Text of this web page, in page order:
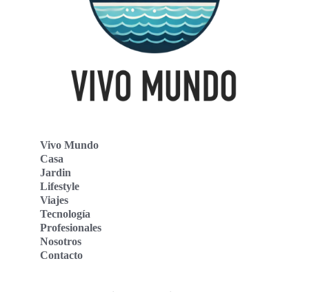
Vivo Mundo
Casa
Jardin
Lifestyle
Viajes
Tecnología
Profesionales
Nosotros
Contacto